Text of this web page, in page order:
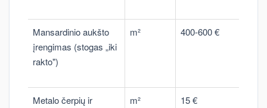
Mansardinio aukšto
įrengimas (stogas „iki
rakto")
m² 400-600 €
Metalo čerpių ir
m² 15 €